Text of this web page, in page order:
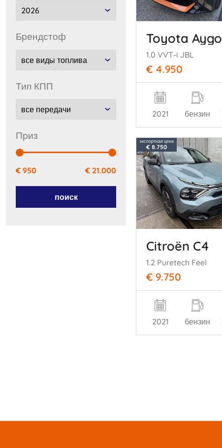
брендстоф
тип КПП
приз
€ 950 € 21.000
поиск
Toyota Aygo
1.0 VVT-i JBL
€ 4.950
2021 бензин
экспортная цена
€ 8.750
Citroën C4
1.2 Puretech Feel
€ 9.750
2021 бензин